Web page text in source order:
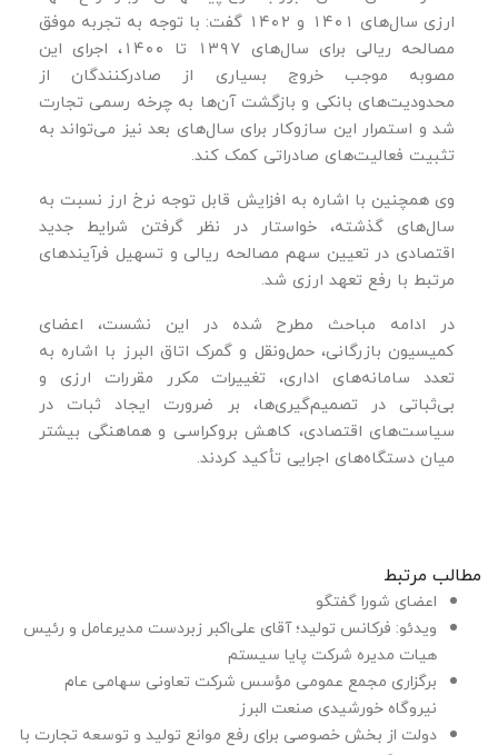
ارزی سال‌های ۱۴۰۱ و ۱۴۰۲ گفت: با توجه به تجربه موفق
مصالحه ریالی برای سال‌های ۱۳۹۷ تا ۱۴۰۰، اجرای این
مصوبه موجب خروج بسیاری از صادرکنندگان از
محدودیت‌های بانکی و بازگشت آن‌ها به چرخه رسمی تجارت
شد و استمرار این سازوکار برای سال‌های بعد نیز می‌تواند به
تثبیت فعالیت‌های صادراتی کمک کند.
وی همچنین با اشاره به افزایش قابل توجه نرخ ارز نسبت به
سال‌های گذشته، خواستار در نظر گرفتن شرایط جدید
اقتصادی در تعیین سهم مصالحه ریالی و تسهیل فرآیندهای
مرتبط با رفع تعهد ارزی شد.
در ادامه مباحث مطرح شده در این نشست، اعضای
کمیسیون بازرگانی، حمل‌ونقل و گمرک اتاق البرز با اشاره به
تعدد سامانه‌های اداری، تغییرات مکرر مقررات ارزی و
بی‌ثباتی در تصمیم‌گیری‌ها، بر ضرورت ایجاد ثبات در
سیاست‌های اقتصادی، کاهش بروکراسی و هماهنگی بیشتر
میان دستگاه‌های اجرایی تأکید کردند.
مطالب مرتبط
اعضای شورا گفتگو
ویدئو: فرکانس تولید؛ آقای علی‌اکبر زبردست مدیرعامل و رئیس
هیات مدیره شرکت پایا سیستم
برگزاری مجمع عمومی مؤسس شرکت تعاونی سهامی عام
نیروگاه خورشیدی صنعت البرز
دولت از بخش خصوصی برای رفع موانع تولید و توسعه تجارت با